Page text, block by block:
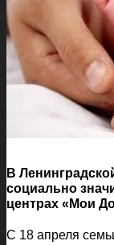
В
социально
центрах «Мои
С 18 апреля